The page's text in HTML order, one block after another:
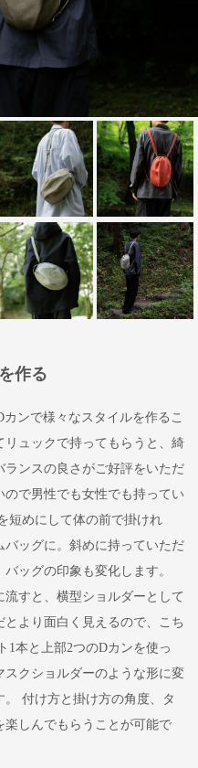
作る
ンで様々なスタイルを作るこ
リュックで持ってもらうと、綺
ンスの良さがご好評をいただ
で男性でも女性でも持ってい
短めにして体の前で掛けれ
ッグに。斜めに持っていただ
ッグの印象も変化します。
すと、横型ショルダーとして
より面白く見えるので、こち
1本と上部2つのDカンを使っ
クショルダーのような形に変
付け方と掛け方の角度、タ
楽しんでもらうことが可能で